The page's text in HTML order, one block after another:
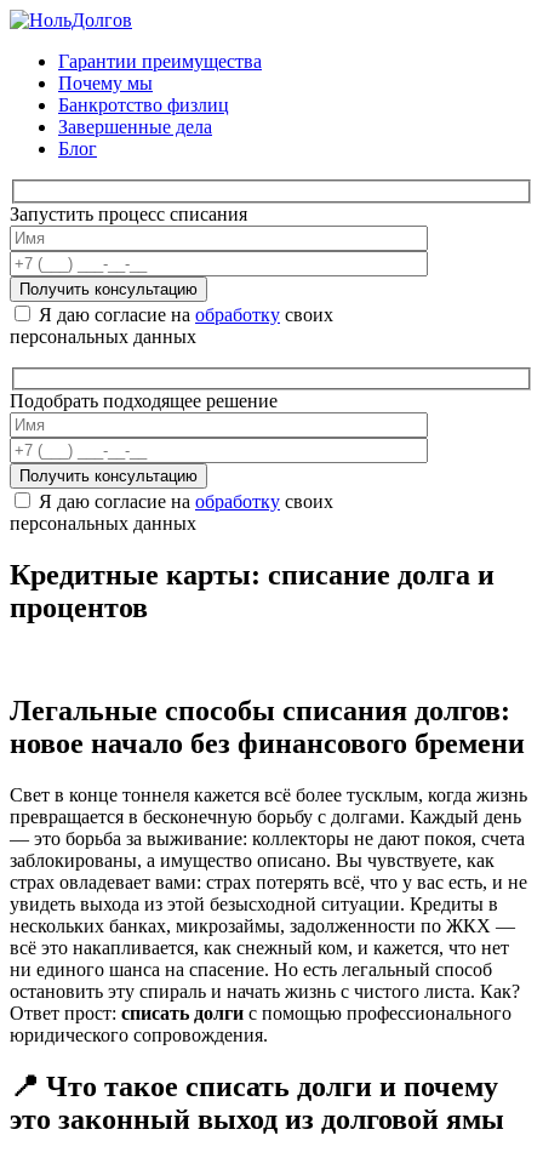
Skip
contentГарантии преимущества
Почему мы
Банкротство физлиц
Завершенные дела
Блог
Запустить процесс списания
Я даю согласие на обработку своих
персональных данных
Подобрать подходящее решение
Я даю согласие на обработку своих
персональных данных
Кредитные карты: списание долга и
процентов
Легальные способы списания долгов:
новое начало без финансового бремени
Свет в конце тоннеля кажется всё более тусклым, когда жизнь
превращается в бесконечную борьбу с долгами. Каждый день
— это борьба за выживание: коллекторы не дают покоя, счета
заблокированы, а имущество описано. Вы чувствуете, как
страх овладевает вами: страх потерять всё, что у вас есть, и не
увидеть выхода из этой безысходной ситуации. Кредиты в
нескольких банках, микрозаймы, задолженности по ЖКХ —
всё это накапливается, как снежный ком, и кажется, что нет
ни единого шанса на спасение. Но есть легальный способ
остановить эту спираль и начать жизнь с чистого листа. Как?
Ответ прост: списать долги с помощью профессионального
юридического сопровождения.
📍 Что такое списать долги и почему
это законный выход из долговой ямы